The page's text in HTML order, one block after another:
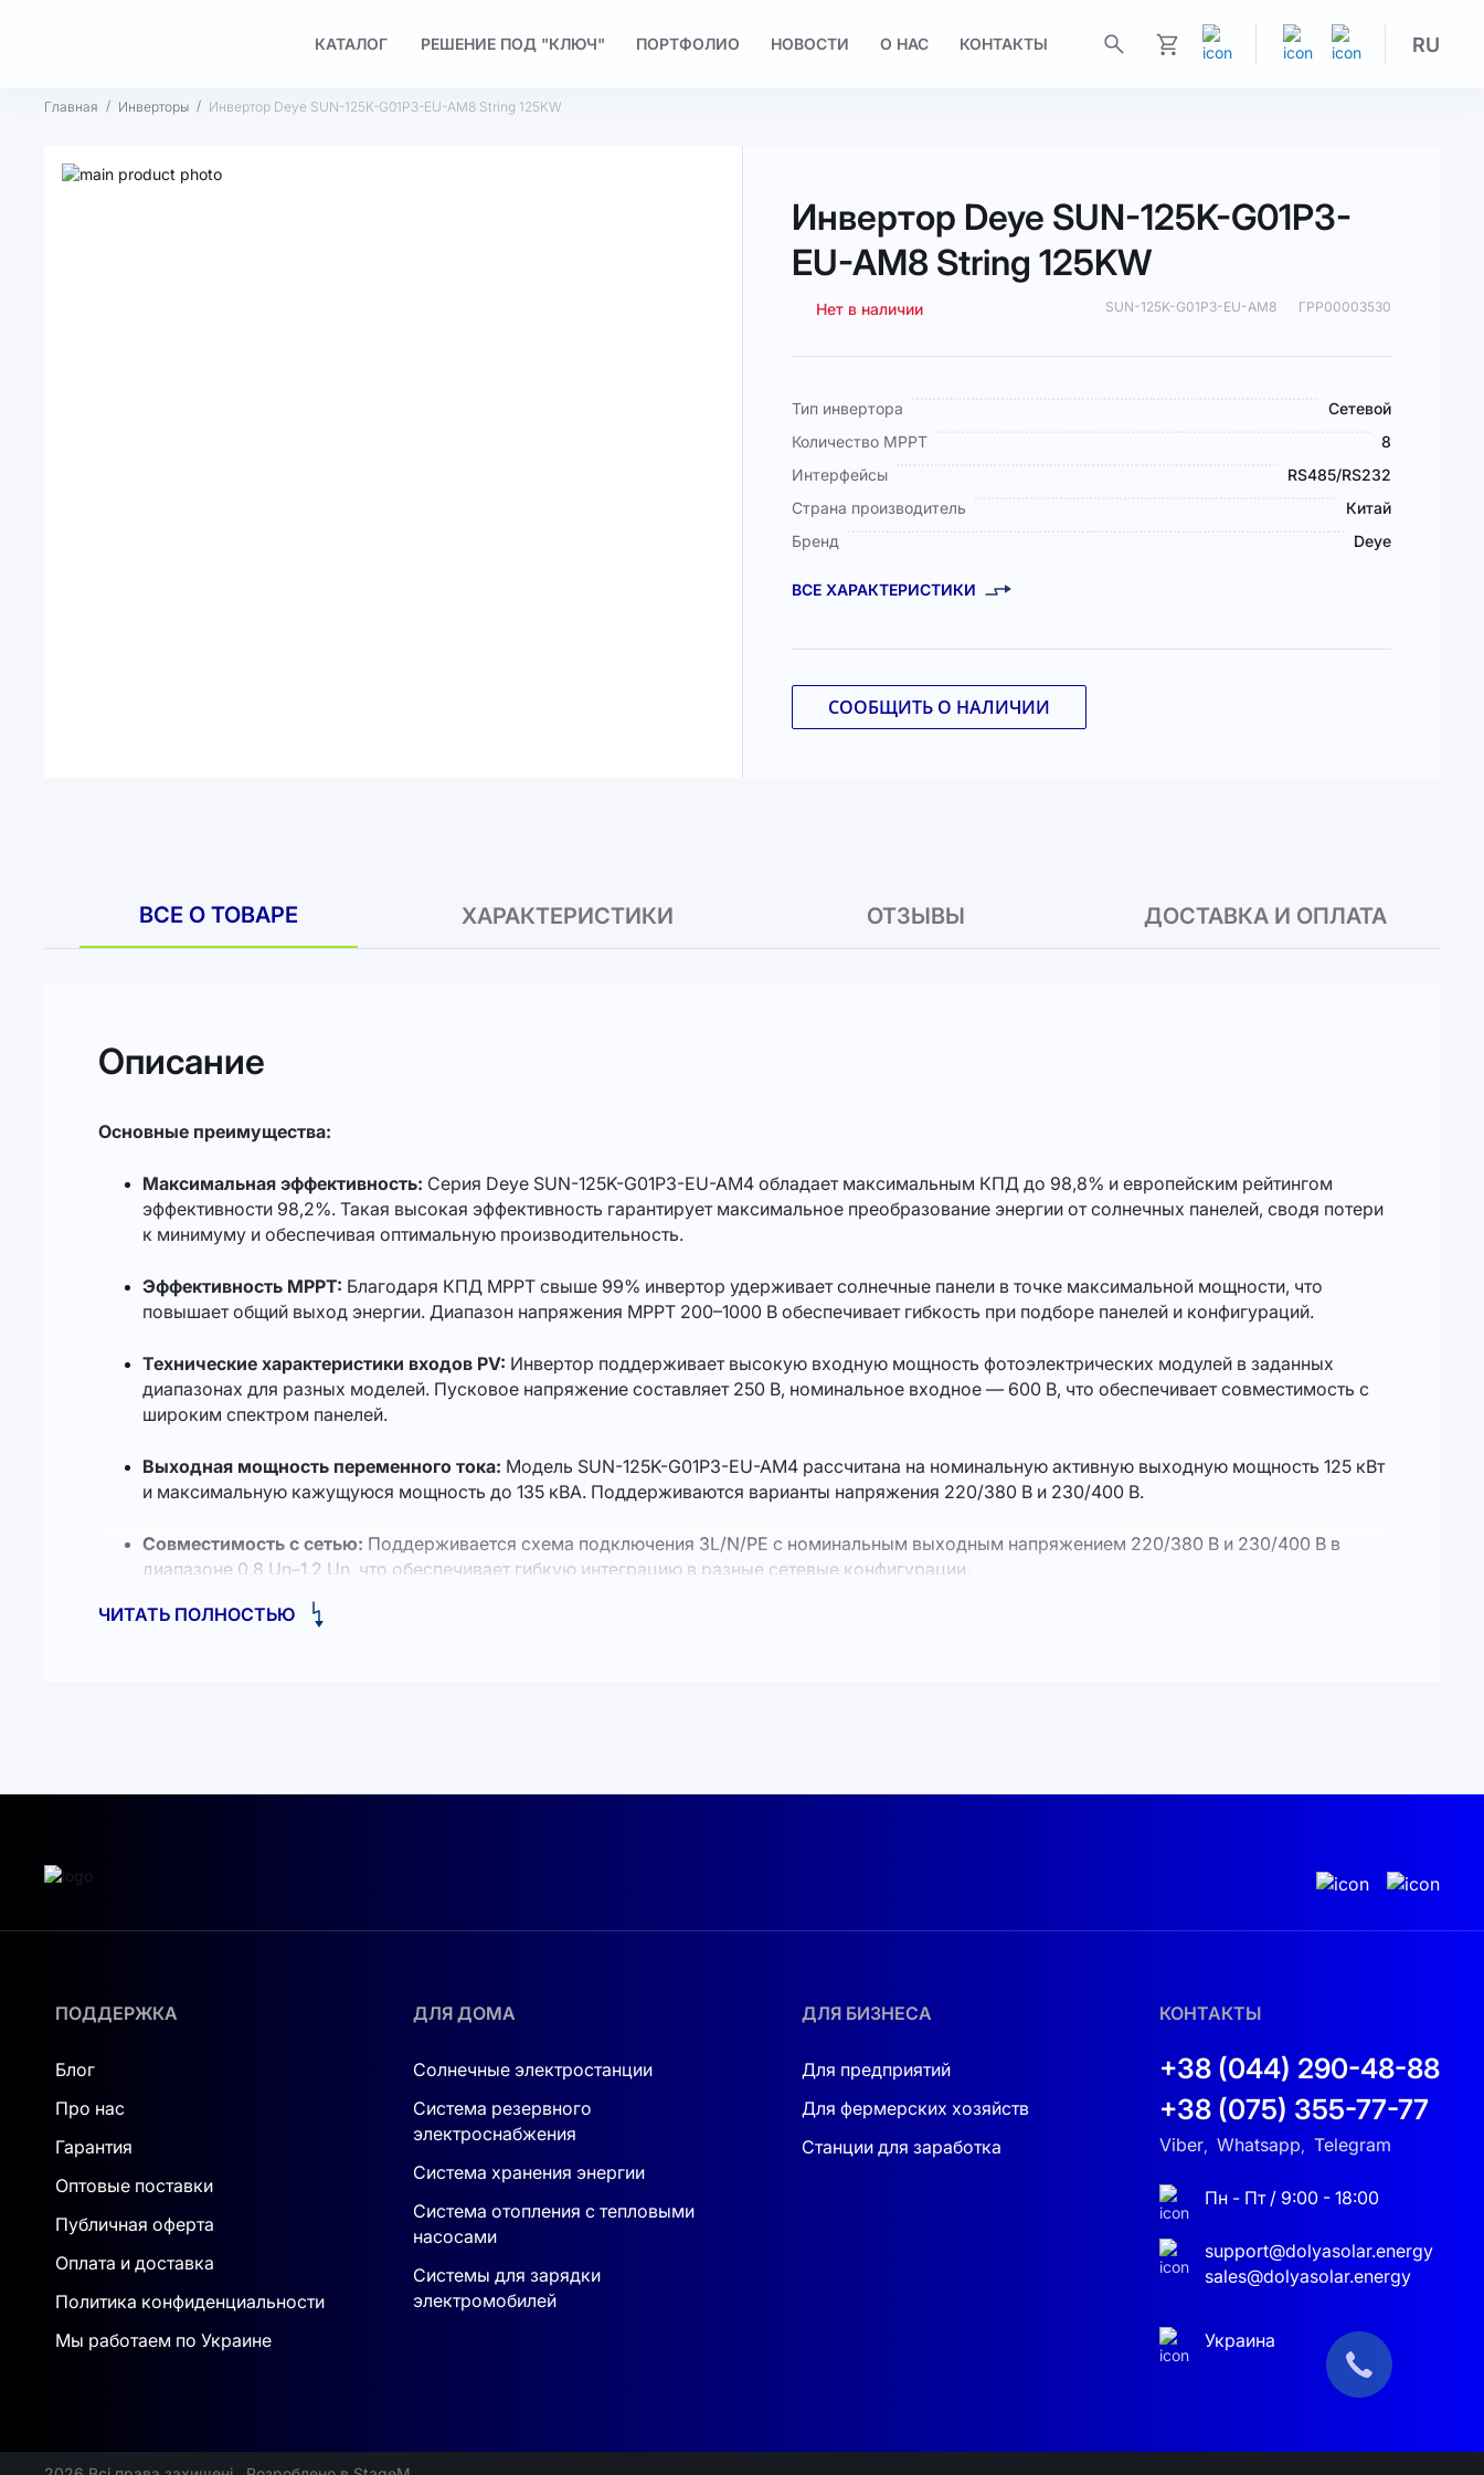
КАТАЛОГ РЕШЕНИЕ ПОД "КЛЮЧ" ПОРТФОЛИО НОВОСТИ О НАС
КОНТАКТЫ
RU
Главная Инверторы Инвертор Deye SUN-125K-G01P3-EU-AM8 String 125KW
Пропустить
Инвертор Deye SUN-125K-G01P3-
EU-AM8 String 125KW
Нет в наличии SUN-125K-G01P3-EU-AM8 ГРР00003530
Подробная
информация
Тип инвертора
Сетевой
Количество MPPT
8
Интерфейсы
RS485/RS232
Страна производитель
Китай
Бренд
Deye
ВСЕ ХАРАКТЕРИСТИКИ
СООБЩИТЬ О НАЛИЧИИ
ВСЕ О ТОВАРЕ ХАРАКТЕРИСТИКИ ОТЗЫВЫ ДОСТАВКА И ОПЛАТА
Описание
Основные преимущества:
Максимальная эффективность: Серия Deye SUN-125K-G01P3-EU-AM4 обладает максимальным КПД до 98,8% и европейским рейтингом
эффективности 98,2%. Такая высокая эффективность гарантирует максимальное преобразование энергии от солнечных панелей, сводя потери
к минимуму и обеспечивая оптимальную производительность.
Эффективность MPPT: Благодаря КПД MPPT свыше 99% инвертор удерживает солнечные панели в точке максимальной мощности, что
повышает общий выход энергии. Диапазон напряжения MPPT 200–1000 В обеспечивает гибкость при подборе панелей и конфигураций.
Технические характеристики входов PV: Инвертор поддерживает высокую входную мощность фотоэлектрических модулей в заданных
диапазонах для разных моделей. Пусковое напряжение составляет 250 В, номинальное входное — 600 В, что обеспечивает совместимость с
широким спектром панелей.
Выходная мощность переменного тока: Модель SUN-125K-G01P3-EU-AM4 рассчитана на номинальную активную выходную мощность 125 кВт
и максимальную кажущуюся мощность до 135 кВА. Поддерживаются варианты напряжения 220/380 В и 230/400 В.
Совместимость с сетью: Поддерживается схема подключения 3L/N/PE с номинальным выходным напряжением 220/380 В и 230/400 В в
диапазоне 0,8 Un–1,2 Un, что обеспечивает гибкую интеграцию в разные сетевые конфигурации.
Комплексная защита:
Расширенные возможности мониторинга и подключения:Поддержка GPRS, Wi-Fi, Bluetooth, 4G, LAN и интерфейсов RS485/RS232 для
Защита TYPE II как на стороне постоянного, так и переменного тока, повышающая стойкость к электрическим
Соответствие международным нормам IEC 61727, IEC 62116, G99 и VDE-AR-N 4105 обеспечивает признание
регулирующими органами и безопасность.
ЧИТАТЬ ПОЛНОСТЬЮ
ПОДДЕРЖКА
Блог
Про нас
Гарантия
Оптовые поставки
Публичная оферта
Оплата и доставка
Политика конфиденциальности
Мы работаем по Украине
ДЛЯ ДОМА
Солнечные электростанции
Система резервного
электроснабжения
Система хранения энергии
Система отопления с тепловыми
насосами
Системы для зарядки
электромобилей
ДЛЯ БИЗНЕСА
Для предприятий
Для фермерских хозяйств
Станции для заработка
КОНТАКТЫ
+38 (044) 290-48-88
+38 (075) 355-77-77
Viber, Whatsapp, Telegram
Пн - Пт / 9:00 - 18:00
support@dolyasolar.energy
sales@dolyasolar.energy
Украина